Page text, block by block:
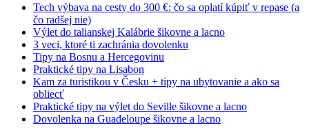
Tech výbava na cesty do 300 €: čo sa oplatí kúpiť v repase (a
čo radšej nie)
Výlet do talianskej Kalábrie šikovne a lacno
3 veci, ktoré ti zachránia dovolenku
Tipy na Bosnu a Hercegovinu
Praktické tipy na Lisabon
Kam za turistikou v Česku + tipy na ubytovanie a ako sa
obliecť
Praktické tipy na výlet do Seville šikovne a lacno
Dovolenka na Guadeloupe šikovne a lacno